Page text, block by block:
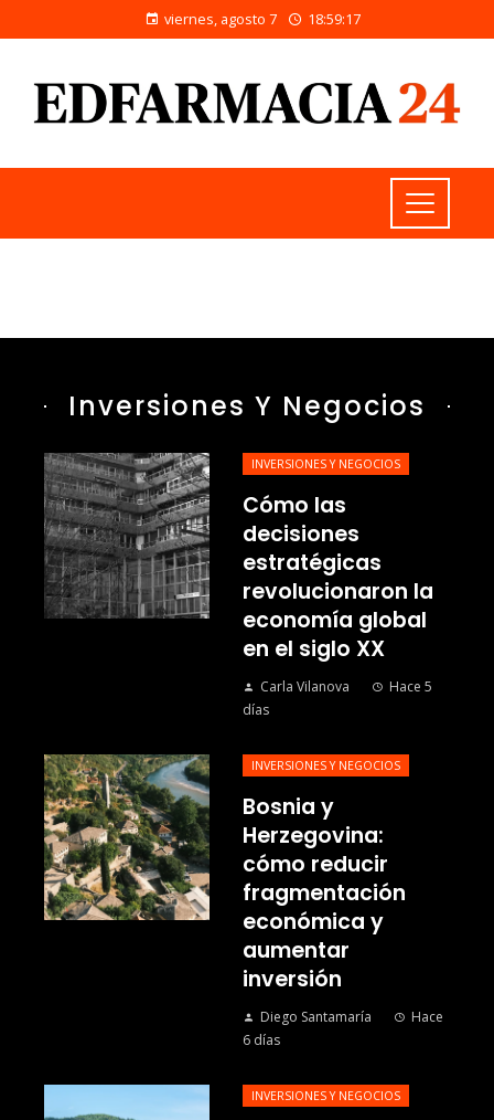
viernes, agosto 7 18:59:18
Inversiones Y Negocios
INVERSIONES Y NEGOCIOS
Cómo las
decisiones
estratégicas
revolucionaron la
economía global
en el siglo XX
Carla Vilanova
Hace 5
días
INVERSIONES Y NEGOCIOS
Bosnia y
Herzegovina:
cómo reducir
fragmentación
económica y
aumentar
inversión
Diego Santamaría
Hace
6 días
INVERSIONES Y NEGOCIOS